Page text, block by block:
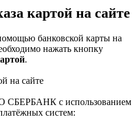
картой на сайте
банковской карты на
нажать кнопку
.
СБЕРБАНК с использованием
систем: